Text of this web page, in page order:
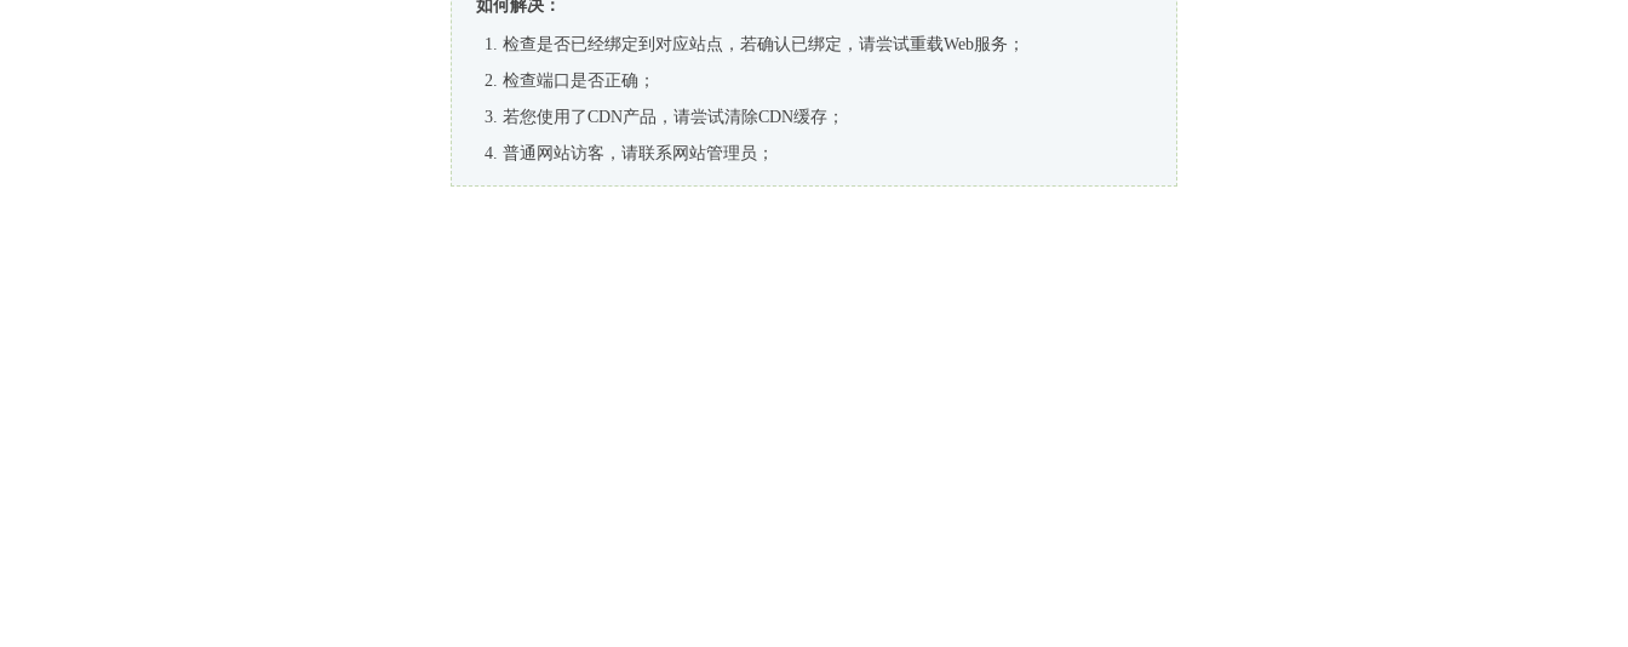
如何解决：
检查是否已经绑定到对应站点，若确认已绑定，请尝试重载Web服务；
检查端口是否正确；
若您使用了CDN产品，请尝试清除CDN缓存；
普通网站访客，请联系网站管理员；